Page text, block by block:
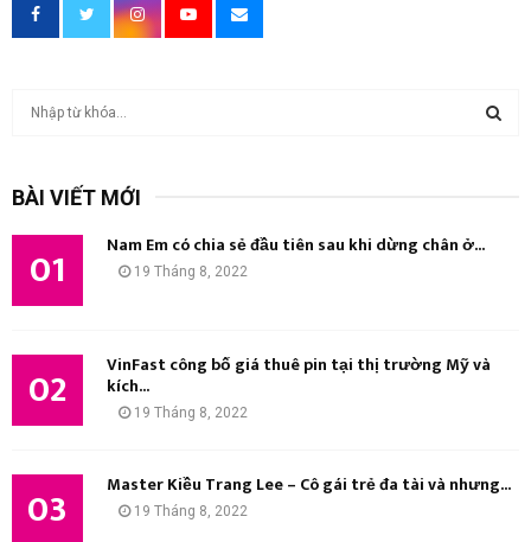
iBÀI VIẾT MỚI
01 Nam Em có chia sẻ đầu tiên sau khi dừng chân ở...
19 Tháng 8, 2022
02 VinFast công bố giá thuê pin tại thị trường Mỹ và
kích...
19 Tháng 8, 2022
03 Master Kiều Trang Lee – Cô gái trẻ đa tài và nhưng...
19 Tháng 8, 2022